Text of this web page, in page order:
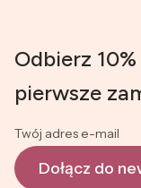
Odbierz
pierwsze
Twój adres e-mail
Dołącz do